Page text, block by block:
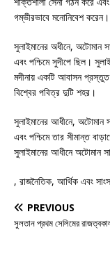
গম্ভীরভাবে মনোনিবেশ করেন।
সুলাইমানের অধীনে, অটোমান
এবং পশ্চিমে সুদীপে ছিল।
মদীনায় একটি আবাসন প্রস্তুত
বিশ্বের পবিত্র দুটি শহর।
সুলাইমানের আধীনে, অটোমান
এবং পশ্চিমে তার সীমান্ত
সুলাইমানের আধীনে অটোমান
, রাজনৈতিক, আর্থিক এবং
PREVIOUS
সুলতান প্রথম সেলিমের